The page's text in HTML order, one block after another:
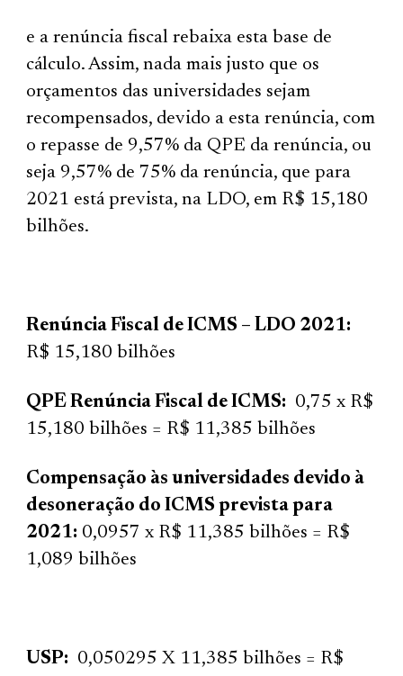
e a renúncia fiscal rebaixa esta base de
cálculo. Assim, nada mais justo que os
orçamentos das universidades sejam
recompensados, devido a esta renúncia, com
o repasse de 9,57% da QPE da renúncia, ou
seja 9,57% de 75% da renúncia, que para
2021 está prevista, na LDO, em R$ 15,180
bilhões.
Renúncia Fiscal de ICMS – LDO 2021:
R$ 15,180 bilhões
QPE Renúncia Fiscal de ICMS: 0,75 x R$
15,180 bilhões = R$ 11,385 bilhões
Compensação às universidades devido à
desoneração do ICMS prevista para
2021: 0,0957 x R$ 11,385 bilhões = R$
1,089 bilhões
USP: 0,050295 X 11,385 bilhões = R$